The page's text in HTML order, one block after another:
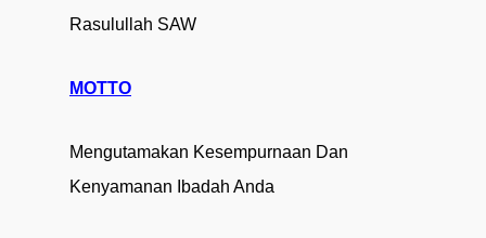
Rasulullah SAW
MOTTO
Mengutamakan Kesempurnaan Dan
Kenyamanan Ibadah Anda